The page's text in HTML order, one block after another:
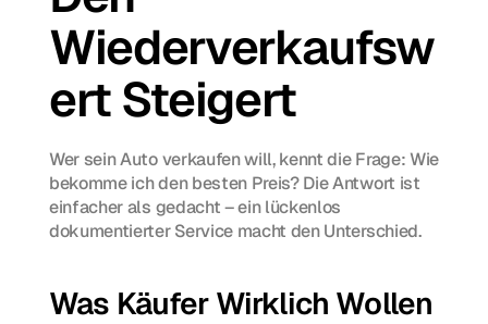
Wiederverkaufsw
Ert Steigert
Wer sein Auto verkaufen will, kennt die Frage: Wie
bekomme ich den besten Preis? Die Antwort ist
einfacher als gedacht – ein lückenlos
dokumentierter Service macht den Unterschied.
Was Käufer Wirklich Wollen